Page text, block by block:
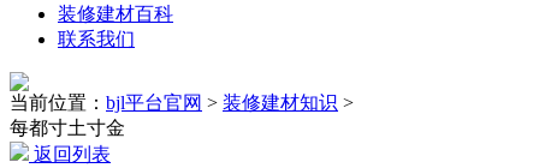
装修建材百科
联系我们
当前位置： bjl平台官网 > 装修建材知识 >
每都寸土寸金
返回列表